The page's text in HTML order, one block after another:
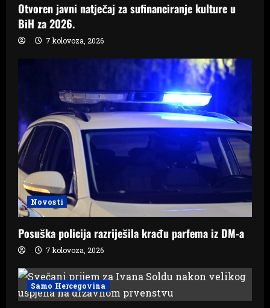
Otvoren javni natječaj za sufinanciranje kulture u
BiH za 2026.
7 kolovoza, 2026
Novosti
Posuška policija razriješila krađu parfema iz DM-a
7 kolovoza, 2026
Samo Hercegovina